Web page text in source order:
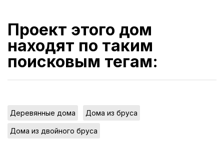
Проект этого дом
находят по таким
поисковым тегам:
Деревянные дома Дома из бруса
Дома из двойного бруса